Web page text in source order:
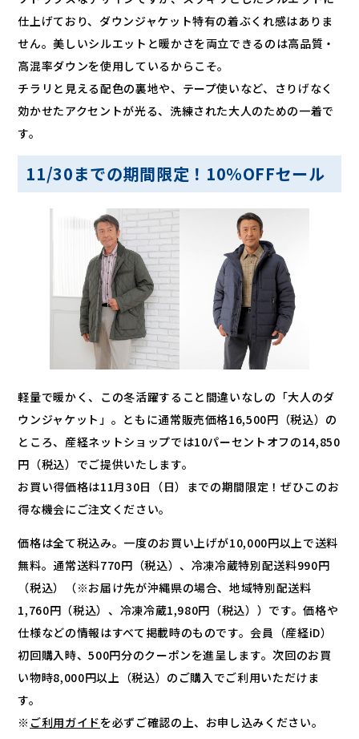
仕上げており、ダウンジャケット特有の着ぶくれ感はありま
せん。美しいシルエットと暖かさを両立できるのは高品質・
高混率ダウンを使用しているからこそ。
チラリと見える配色の裏地や、テープ使いなど、さりげなく
効かせたアクセントが光る、洗練された大人のための一着で
す。
11/30までの期間限定！10％OFFセール
軽量で暖かく、この冬活躍すること間違いなしの「大人のダ
ウンジャケット」。ともに通常販売価格16,500円（税込）の
ところ、産経ネットショップでは10パーセントオフの14,850
円（税込）でご提供いたします。
お買い得価格は11月30日（日）までの期間限定！ぜひこのお
得な機会にご注文ください。
価格は全て税込み。一度のお買い上げが10,000円以上で送料
無料。通常送料770円（税込）、冷凍冷蔵特別配送料990円
（税込）（※お届け先が沖縄県の場合、地域特別配送料
1,760円（税込）、冷凍冷蔵1,980円（税込））です。価格や
仕様などの情報はすべて掲載時のものです。会員（産経iD）
初回購入時、500円分のクーポンを進呈します。次回のお買
い物時8,000円以上（税込）のご購入でご利用いただけま
す。
※ ご利用ガイドを必ずご確認の上、お申し込みください。